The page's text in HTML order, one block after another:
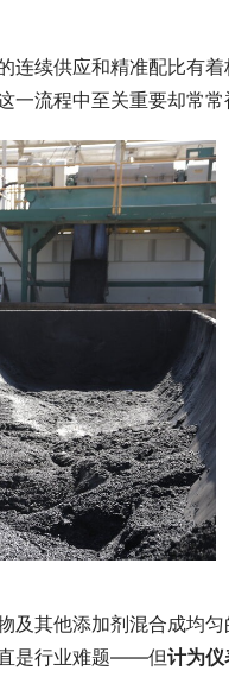
续供应和精准配比有着
一流程中至关重要却常常
其他添加剂混合成均匀
是行业难题——但计为